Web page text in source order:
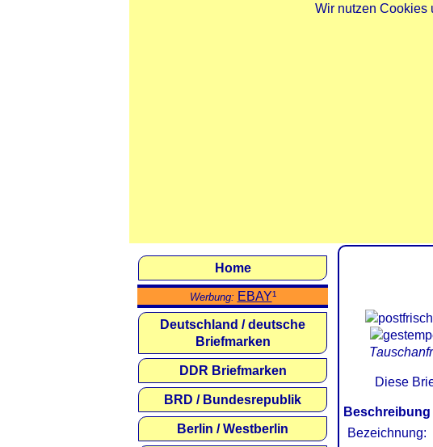
Wir nutzen Cookies
Diese
Bezeichnung:
Home
Werbung: EBAY¹
Deutschland / deutsche
Briefmarken
DDR Briefmarken
BRD / Bundesrepublik
Berlin / Westberlin